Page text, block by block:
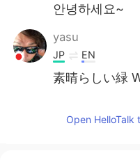
안녕하세요~
yasu
JP EN
素晴らしい緑
Open HelloTalk